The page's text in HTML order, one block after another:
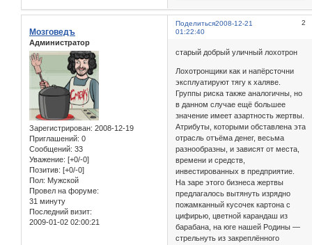
Поделиться 2
2008-12-21
01:22:40
Мозговедъ
Администратор
Зарегистрирован: 2008-12-19
Приглашений: 0
Сообщений: 33
Уважение: [+0/-0]
Позитив: [+0/-0]
Пол: Мужской
Провел на форуме:
31 минуту
Последний визит:
2009-01-02 02:00:21
старый добрый уличный лохотрон
Лохотронщики как и напёрсточни
эксплуатируют тягу к халяве.
Группы риска также аналогичны, но
в данном случае ещё большее
значение имеет азартность жертвы.
Атрибуты, которыми обставлена эта
отрасль отъёма денег, весьма
разнообразны, и зависят от места,
времени и средств,
инвестированных в предприятие.
На заре этого бизнеса жертвы
предлагалось вытянуть изрядно
пожамканный кусочек картона с
цифирью, цветной карандаш из
барабана, на юге нашей Родины —
стрельнуть из закреплённого